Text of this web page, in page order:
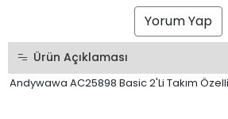
Yorum Yap
Ürün Açıklaması
Andywawa AC25898 Basic 2'Li Takım